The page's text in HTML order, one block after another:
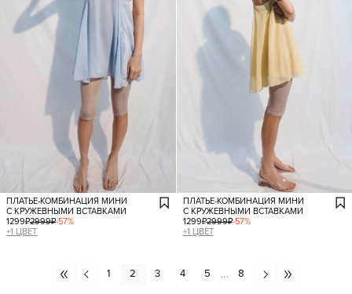
ПЛАТЬЕ-КОМБИНАЦИЯ МИНИ
С КРУЖЕВНЫМИ ВСТАВКАМИ
1299₽2999₽-57%
+1 ЦВЕТ
ПЛАТЬЕ-КОМБИНАЦИЯ МИНИ
С КРУЖЕВНЫМИ ВСТАВКАМИ
1299₽2999₽-57%
+1 ЦВЕТ
1 2 3 4 5 ... 8